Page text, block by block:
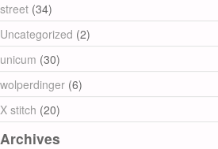
street (34)
Uncategorized (2)
unicum (30)
wolperdinger (6)
X stitch (20)
Archives